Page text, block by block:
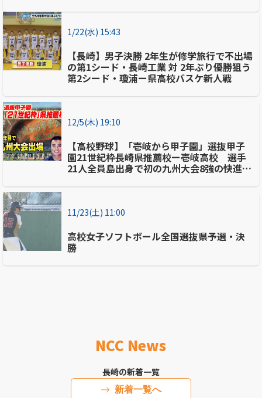
1/22(水) 15:43
【長崎】男子決勝 2年生が修学旅行で不出場
の第1シード・長崎工業 対 2年ぶり優勝狙う
第2シード・瓊浦ー県高校バスケ新人戦
12/5(木) 19:10
【高校野球】「壱岐から甲子園」選抜甲子
園21世紀枠長崎県推薦校ー壱岐高校 選手
21人全員島出身で初の九州大会8強の快進
11/23(土) 11:00
高校女子ソフトボール全国選抜県予選・決
勝
NCC News
長崎の新着一覧
新着一覧へ